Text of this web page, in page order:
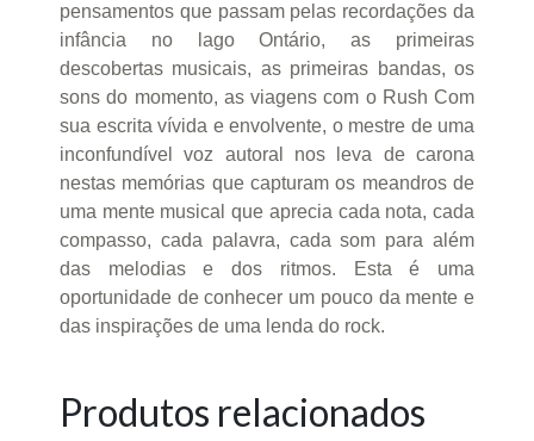
pensamentos que passam pelas recordações da
infância no lago Ontário, as primeiras
descobertas musicais, as primeiras bandas, os
sons do momento, as viagens com o Rush Com
sua escrita vívida e envolvente, o mestre de uma
inconfundível voz autoral nos leva de carona
nestas memórias que capturam os meandros de
uma mente musical que aprecia cada nota, cada
compasso, cada palavra, cada som para além
das melodias e dos ritmos. Esta é uma
oportunidade de conhecer um pouco da mente e
das inspirações de uma lenda do rock.
Produtos relacionados